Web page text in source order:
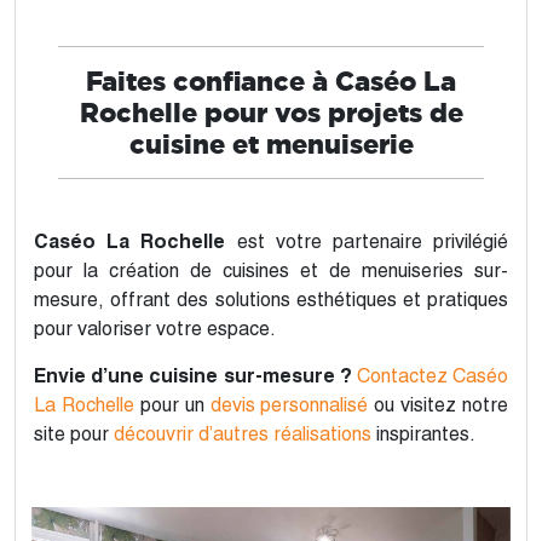
Faites confiance à Caséo La
Rochelle pour vos projets de
cuisine et menuiserie
Caséo La Rochelle est votre partenaire privilégié
pour la création de cuisines et de menuiseries sur-
mesure, offrant des solutions esthétiques et pratiques
pour valoriser votre espace.
Envie d’une cuisine sur-mesure ? Contactez Caséo
La Rochelle pour un devis personnalisé ou visitez notre
site pour découvrir d’autres réalisations inspirantes.